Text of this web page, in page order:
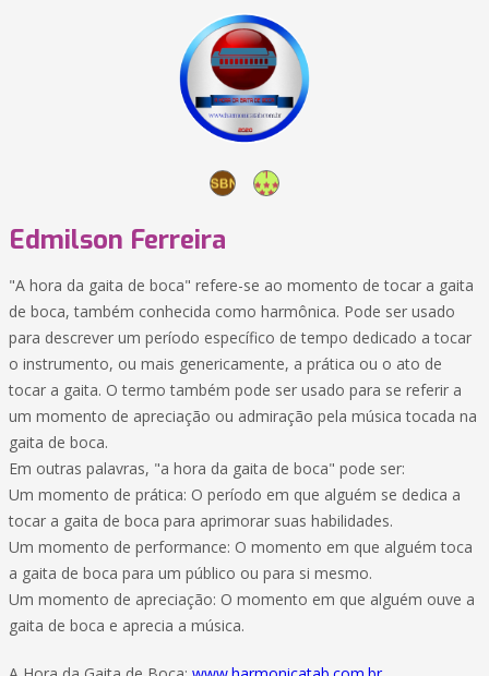
Edmilson Ferreira
"A hora da gaita de boca" refere-se ao momento de tocar a gaita
de boca, também conhecida como harmônica. Pode ser usado
para descrever um período específico de tempo dedicado a tocar
o instrumento, ou mais genericamente, a prática ou o ato de
tocar a gaita. O termo também pode ser usado para se referir a
um momento de apreciação ou admiração pela música tocada na
gaita de boca.
Em outras palavras, "a hora da gaita de boca" pode ser:
Um momento de prática: O período em que alguém se dedica a
tocar a gaita de boca para aprimorar suas habilidades.
Um momento de performance: O momento em que alguém toca
a gaita de boca para um público ou para si mesmo.
Um momento de apreciação: O momento em que alguém ouve a
gaita de boca e aprecia a música.